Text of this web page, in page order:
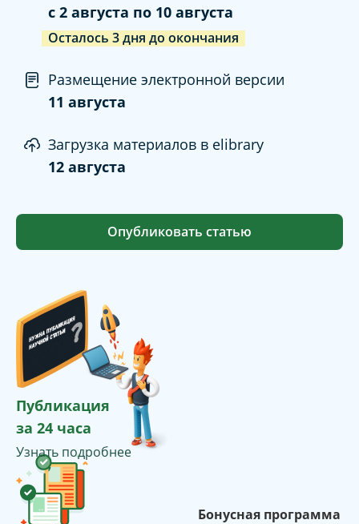
c 2 августа по 10 августа
Осталось 3дня до окончания
Размещение электронной версии
11 августа
Загрузка материалов в elibrary
12 августа
Опубликовать статью
Публикация
за 24 часа
Узнать подробнее
Бонусная программа